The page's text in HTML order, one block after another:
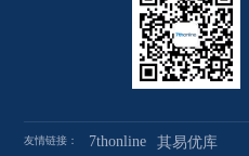
友情链接： 7thonline
其易优库